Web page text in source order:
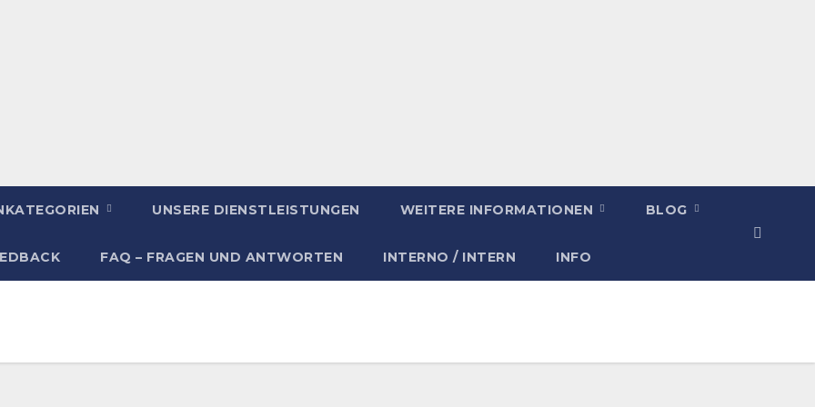
UNSERE DIENSTLEISTUNGEN WEITERE INFORMATIONEN BLOG
FAQ – FRAGEN UND ANTWORTEN INTERNO / INTERN INFO